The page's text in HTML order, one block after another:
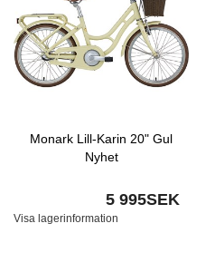
Monark Lill-Karin 20" Gul
Nyhet
5 995SEK
Visa lagerinformation